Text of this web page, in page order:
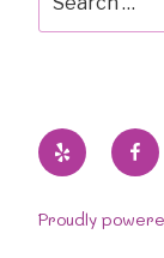
for:
Yelp
Proudly